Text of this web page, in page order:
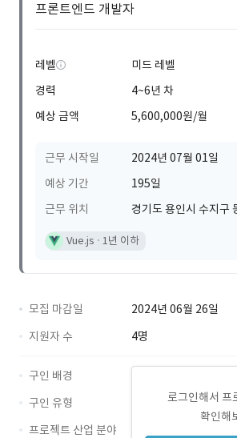
프론트엔드 개발자
레벨
미드 레벨
경력
4~6년 차
예상 금액
5,600,000원/월
근무 시작일
2024년 07월 01일
예상 기간
195일
근무 위치
경기도 용인시 수지구
Vue.js 1년 이하
모집 마감일
2024년 06월 26일
지원자 수
4명
로그인해서 프
확인해
구인 배경
구인 유형
프로젝트 산업 분야